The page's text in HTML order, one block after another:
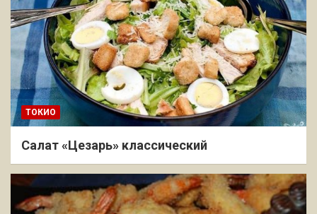
ТОКИО
Салат «Цезарь» классический